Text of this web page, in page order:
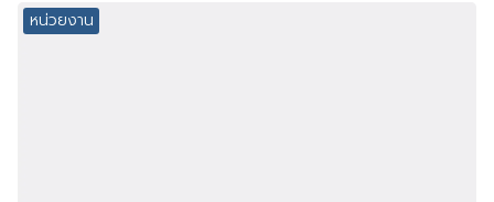
หน่วยงาน